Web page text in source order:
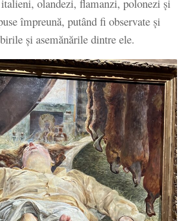
olandezi, flamanzi, polonezi și
împreună, putând fi observate și
și asemănările dintre ele.